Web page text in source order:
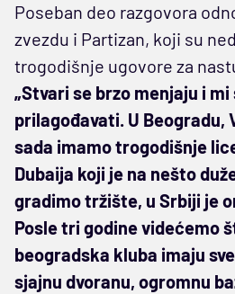
Poseban deo razgovora
zvezdu i Partizan, koji su
trogodišnje ugovore za
„Stvari se brzo menjaju i
prilagođavati. U Beogradu,
sada imamo trogodišnje
Dubaija koji je na nešto
gradimo tržište, u Srbiji je
Posle tri godine videćemo
beogradska kluba imaju
sjajnu dvoranu, ogromnu